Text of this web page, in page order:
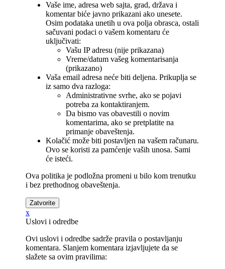
Vaše ime, adresa web sajta, grad, država i
komentar biće javno prikazani ako unesete.
Osim podataka unetih u ova polja obrasca, ostali
sačuvani podaci o vašem komentaru će
uključivati:
Vašu IP adresu (nije prikazana)
Vreme/datum vašeg komentarisanja
(prikazano)
Vaša email adresa neće biti deljena. Prikuplja se
iz samo dva razloga:
Administrativne svrhe, ako se pojavi
potreba za kontaktiranjem.
Da bismo vas obavestili o novim
komentarima, ako se pretplatite na
primanje obaveštenja.
Kolačić može biti postavljen na vašem računaru.
Ovo se koristi za pamćenje vaših unosa. Sami
će isteći.
Ova politika je podložna promeni u bilo kom trenutku
i bez prethodnog obaveštenja.
x
Uslovi i odredbe
Ovi uslovi i odredbe sadrže pravila o postavljanju
komentara. Slanjem komentara izjavljujete da se
slažete sa ovim pravilima: